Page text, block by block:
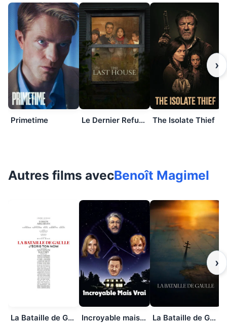
Primetime Le Dernier Refuge The Isolate Thief
›
Autres films avecBenoît Magimel
La Bataille de Gaulle : J’écris ton nom Incroyable mais vrai La Bataille de Gaulle : L’âge de fer
›